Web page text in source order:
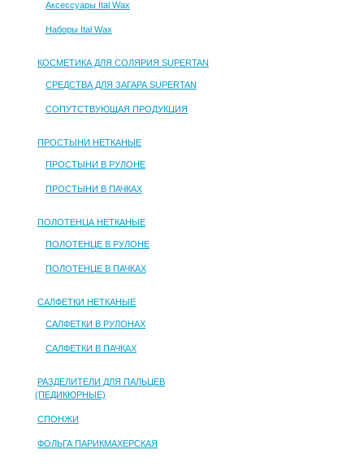
Аксессуары Ital Wax
Наборы Ital Wax
КОСМЕТИКА ДЛЯ СОЛЯРИЯ SUPERTAN
СРЕДСТВА ДЛЯ ЗАГАРА SUPERTAN
СОПУТСТВУЮЩАЯ ПРОДУКЦИЯ
ПРОСТЫНИ НЕТКАНЫЕ
ПРОСТЫНИ В РУЛОНЕ
ПРОСТЫНИ В ПАЧКАХ
ПОЛОТЕНЦА НЕТКАНЫЕ
ПОЛОТЕНЦЕ В РУЛОНЕ
ПОЛОТЕНЦЕ В ПАЧКАХ
САЛФЕТКИ НЕТКАНЫЕ
САЛФЕТКИ В РУЛОНАХ
САЛФЕТКИ В ПАЧКАХ
РАЗДЕЛИТЕЛИ ДЛЯ ПАЛЬЦЕВ
(ПЕДИКЮРНЫЕ)
СПОНЖИ
ФОЛЬГА ПАРИКМАХЕРСКАЯ